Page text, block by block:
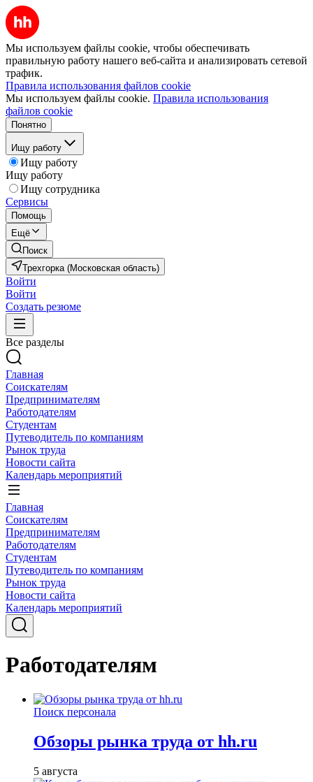
Мы используем файлы cookie, чтобы обеспечивать
правильную работу нашего веб-сайта и анализировать сетевой
трафик.
Правила использования файлов cookie
Мы используем файлы cookie. Правила использования
файлов cookie
Понятно
Ищу работу
Ищу работу
Ищу работу
Ищу сотрудника
Сервисы
Помощь
Ещё
Поиск
Трехгорка (Московская область)
Войти
Войти
Создать резюме
Все разделы
Главная
Соискателям
Предпринимателям
Работодателям
Студентам
Путеводитель по компаниям
Рынок труда
Новости сайта
Календарь мероприятий
Главная
Соискателям
Предпринимателям
Работодателям
Студентам
Путеводитель по компаниям
Рынок труда
Новости сайта
Календарь мероприятий
Работодателям
Поиск персонала
Обзоры рынка труда от hh.ru
5 августа